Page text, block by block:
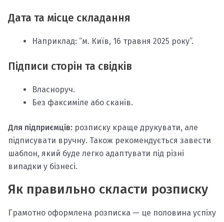
Дата та місце складання
Наприклад: “м. Київ, 16 травня 2025 року”.
Підписи сторін та свідків
Власноруч.
Без факсиміле або сканів.
Для підприємців: розписку краще друкувати, але
підписувати вручну. Також рекомендується завести
шаблон, який буде легко адаптувати під різні
випадки у бізнесі.
Як правильно скласти розписку
Грамотно оформлена розписка — це половина успіху